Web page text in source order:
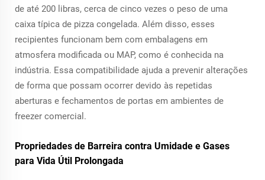
de até 200 libras, cerca de cinco vezes o peso de uma
caixa típica de pizza congelada. Além disso, esses
recipientes funcionam bem com embalagens em
atmosfera modificada ou MAP, como é conhecida na
indústria. Essa compatibilidade ajuda a prevenir alterações
de forma que possam ocorrer devido às repetidas
aberturas e fechamentos de portas em ambientes de
freezer comercial.
Propriedades de Barreira contra Umidade e Gases
para Vida Útil Prolongada